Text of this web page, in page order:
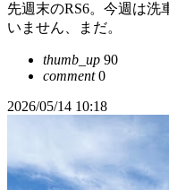
先週末のRS6。今週は洗
いません、まだ。
thumb_up 90
comment0
2026/05/14 10:18